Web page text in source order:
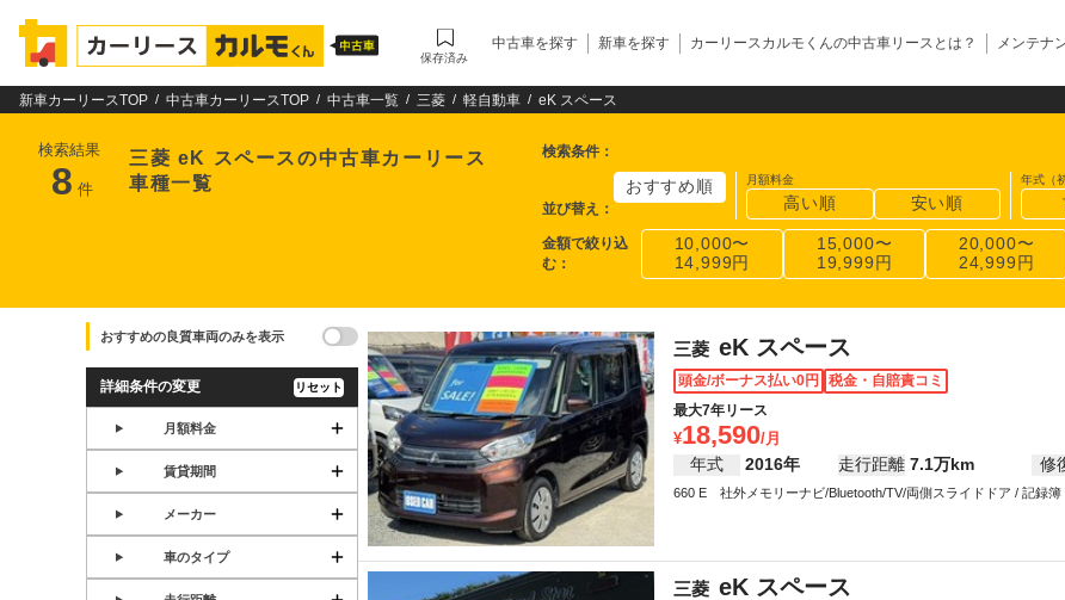
保存済み
中古車を探す 新車を探す カーリースカルモくんの中古車リースとは？ メンテナ
新車カーリースTOP 中古車カーリースTOP 中古車一覧 三菱 軽自動車 eK スペース
検索結果
8 件
三菱 eK スペースの中古車カーリース
車種一覧
検索条件：
並び替え ：
おすすめ順 月額料金
高い順 安い順
年式（
金額で絞り込
む：
10,000〜
14,999円
15,000〜
19,999円
20,000〜
24,999円
おすすめの良質車両のみを表示
詳細条件の変更 リセット
月額料金
賃貸期間
メーカー
車のタイプ
三菱 eK スペース
頭金/ボーナス払い0円
税金・自賠責コミ
最大7年リース
18,590
年式 2016年 走行距離 7.1万km 修
660 E 社外メモリーナビ/Bluetooth/TV/両側スライドドア / 記録簿
三菱 eK スペース